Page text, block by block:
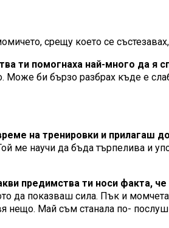
срещу което се
ти помогнаха най-много да я
Може би бързо разбрах къде е
на тренировки и прилагаш
ме научи да бъда търпелива и
предимства ти носи факта, че
да показваш сила. Пък и
Май съм станала по-